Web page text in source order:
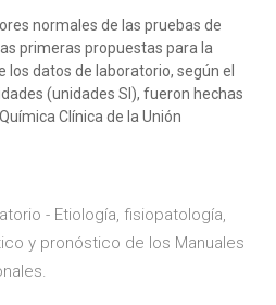
normales de las pruebas de
primeras propuestas para la
datos de laboratorio, según el
(unidades SI), fueron hechas
Clínica de la Unión
- Etiología, fisiopatología,
y pronóstico de los Manuales